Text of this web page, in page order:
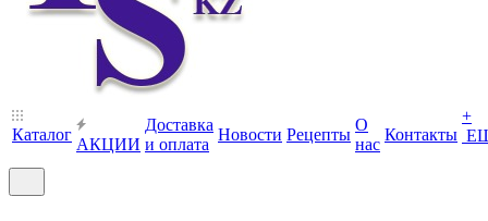
Каталог
АКЦИИ
Доставка
и оплата
Новости Рецепты
О
нас
Контакты
+